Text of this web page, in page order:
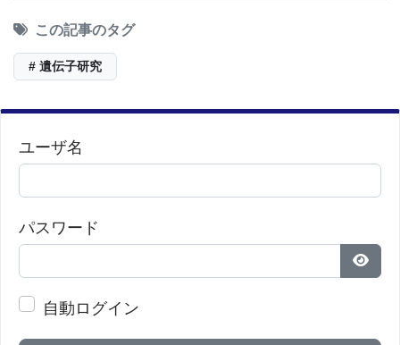
ための画期的な研究を続けるためには、これまで以
News release] [
Brain Epigenetics Identifies 84 Genes Newly
この記事のタグ
# 遺伝子研究
ユーザ名
パスワード
パス
自動ログイン